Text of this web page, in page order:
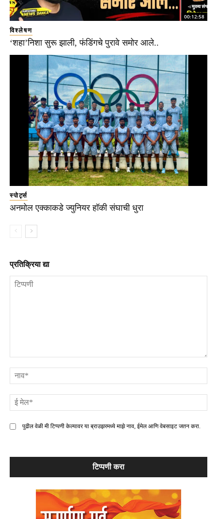
00:12:58
विश्लेषण
‘शहा’निशा सुरू झाली, फंडिंगचे पुरावे समोर आले..
स्पोर्ट्स
अनमोल एक्काकडे ज्युनियर हॉकी संघाची धुरा
प्रतिक्रिया द्या
पुढील वेळी मी टिप्पणी केल्यावर या ब्राउझरमध्ये माझे नाव, ईमेल आणि वेबसाइट जतन करा.